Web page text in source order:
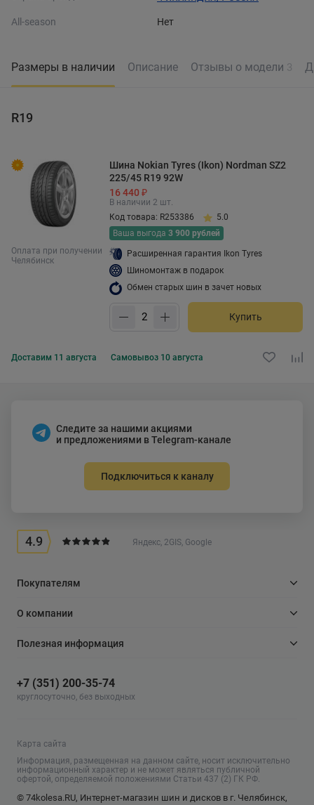
All-season Нет
Размеры в наличии Описание Отзывы о модели 3
R19
Оплата при получении
Челябинск
Шина Nokian Tyres (Ikon) Nordman SZ2
225/45 R19 92W
16 440 ₽
В наличии 2 шт.
Код товара: R253386
5.0
Ваша выгода 3 900 рублей
Расширенная гарантия Ikon Tyres
Шиномонтаж в подарок
Обмен старых шин в зачет новых
Купить
Доставим 11 августа Самовывоз 10 августа
Следите за нашими акциями
и предложениями в Telegram-канале
Подключиться к каналу
4.9 Яндекс, 2GIS, Google
Покупателям
О компании
Полезная информация
+7 (351) 200-35-74
круглосуточно, без выходных
Карта сайта
Информация, размещенная на данном сайте, носит исключительно
информационный характер и не может являться публичной
офертой, определяемой положениями Статьи 437 (2) ГК РФ.
© 74kolesa.RU, Интернет-магазин шин и дисков в г. Челябинск,